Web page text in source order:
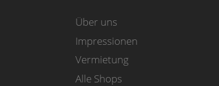
Über uns
Impressionen
Vermietung
Alle Shops